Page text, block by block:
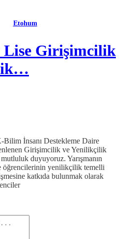
Etohum
Girişimcilik
İnsanı Destekleme Daire
Girişimcilik ve Yenilikçilik
duyuyoruz. Yarışmanın
öğrencilerinin yenilikçilik temelli
katkıda bulunmak olarak